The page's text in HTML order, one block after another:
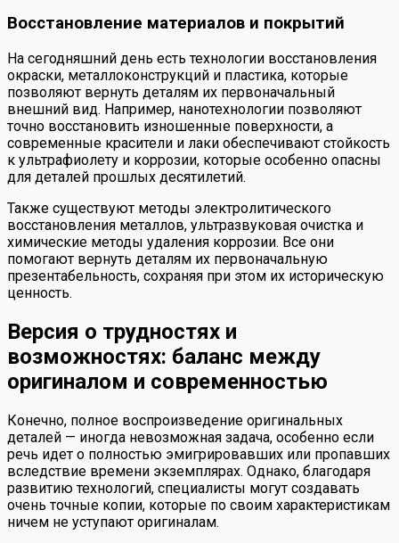
Восстановление материалов и покрытий
На сегодняшний день есть технологии восстановления
окраски, металлоконструкций и пластика, которые
позволяют вернуть деталям их первоначальный
внешний вид. Например, нанотехнологии позволяют
точно восстановить изношенные поверхности, а
современные красители и лаки обеспечивают стойкость
к ультрафиолету и коррозии, которые особенно опасны
для деталей прошлых десятилетий.
Также существуют методы электролитического
восстановления металлов, ультразвуковая очистка и
химические методы удаления коррозии. Все они
помогают вернуть деталям их первоначальную
презентабельность, сохраняя при этом их историческую
ценность.
Версия о трудностях и
возможностях: баланс между
оригиналом и современностью
Конечно, полное воспроизведение оригинальных
деталей — иногда невозможная задача, особенно если
речь идет о полностью эмигрировавших или пропавших
вследствие времени экземплярах. Однако, благодаря
развитию технологий, специалисты могут создавать
очень точные копии, которые по своим характеристикам
ничем не уступают оригиналам.